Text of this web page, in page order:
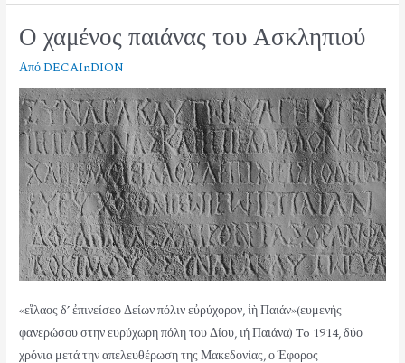
Ο χαμένος παιάνας του Ασκληπιού
Από DECAInDION
«εἵλαος δ’ ἐπινείσεο Δείων πόλιν εὐρύχορον, ἰὴ Παιάν»(ευμενής
φανερώσου στην ευρύχωρη πόλη του Δίου, ιή Παιάνα) To 1914, δύο
χρόνια μετά την απελευθέρωση της Μακεδονίας, ο Έφορος